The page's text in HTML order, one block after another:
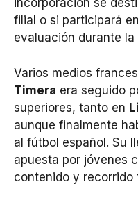
incorporación se
filial o si participará
evaluación durante la
Varios medios
Timera era seguido
superiores, tanto en
aunque finalmente
al fútbol español. Su
apuesta por jóvenes
contenido y recorrido